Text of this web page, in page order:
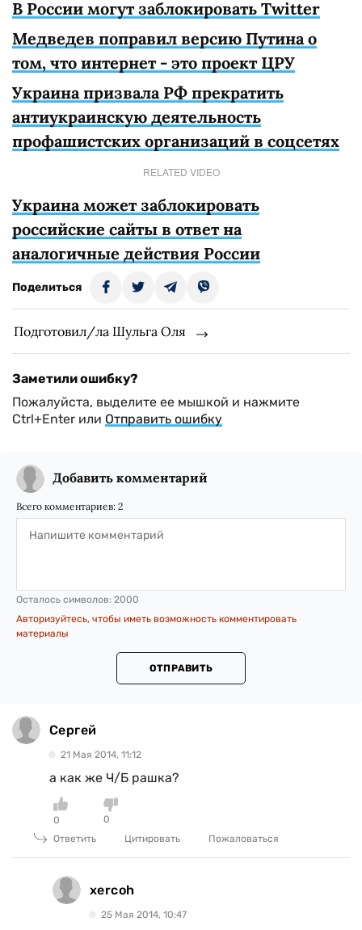
В России могут заблокировать Twitter
Медведев поправил версию Путина о
том, что интернет - это проект ЦРУ
Украина призвала РФ прекратить
антиукраинскую деятельность
профашистских организаций в соцсетях
RELATED VIDEO
Украина может заблокировать
российские сайты в ответ на
аналогичные действия России
Поделиться
Подготовил/ла Шульга Оля
Заметили ошибку?
Пожалуйста, выделите ее мышкой и нажмите
Ctrl+Enter или Отправить ошибку
Добавить комментарий
Всего комментариев: 2
Осталось символов: 2000
Авторизуйтесь, чтобы иметь возможность комментировать
материалы
ОТПРАВИТЬ
Сергей
21 Мая 2014, 11:12
а как же Ч/Б рашка?
0
0
Ответить
Цитировать Пожаловаться
xercoh
25 Мая 2014, 10:47